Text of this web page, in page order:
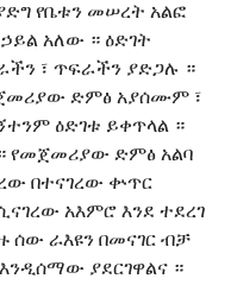
የቤቱን መሠረት አልፎ
አለው ። ዕድገት
፣ ጥፍራችን ያድጋሉ ።
ድምፅ አያሰሙም ፣
ዕድገቱ ይቀጥላል ።
የመጀመሪያው ድምፅ አልባ
በተናገረው ቍጥር
አእምሮ እንደ ተደረገ
ሰው ራእዩን በመናገር ብቻ
ያደርገዋልና ።